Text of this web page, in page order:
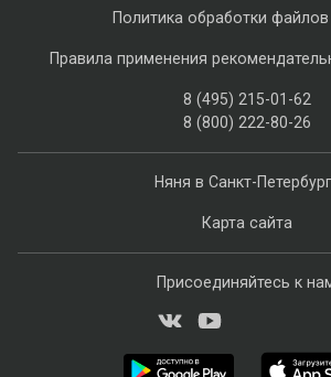
Няня в Санкт-
Карта сайта
Политика обработки
Правила применения
8 (495) 215-01-62
8 (800) 222-80-26
Присоединяйтесь к